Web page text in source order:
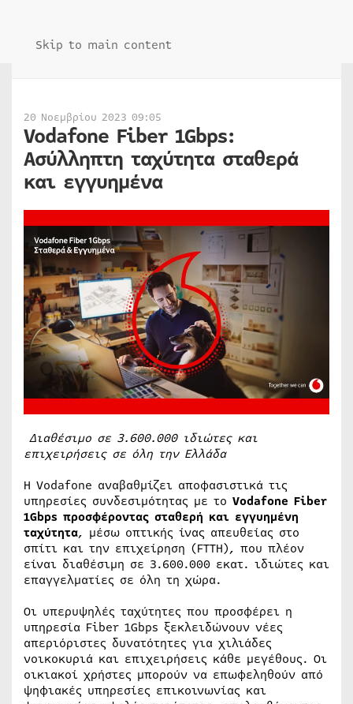
Skip to main content
20 Νοεμβρίου 2023 09:05
Vodafone Fiber 1Gbps:
Ασύλληπτη ταχύτητα σταθερά
και εγγυημένα
Διαθέσιμο σε 3.600.000 ιδιώτες και
επιχειρήσεις σε όλη την Ελλάδα
Η Vodafone αναβαθμίζει αποφασιστικά τις
υπηρεσίες συνδεσιμότητας με το Vodafone Fiber
1Gbps προσφέροντας σταθερή και εγγυημένη
ταχύτητα, μέσω οπτικής ίνας απευθείας στο
σπίτι και την επιχείρηση (FTTH), που πλέον
είναι διαθέσιμη σε 3.600.000 εκατ. ιδιώτες και
επαγγελματίες σε όλη τη χώρα.
Οι υπερυψηλές ταχύτητες που προσφέρει η
υπηρεσία Fiber 1Gbps ξεκλειδώνουν νέες
απεριόριστες δυνατότητες για χιλιάδες
νοικοκυριά και επιχειρήσεις κάθε μεγέθους. Οι
οικιακοί χρήστες μπορούν να επωφεληθούν από
ψηφιακές υπηρεσίες επικοινωνίας και